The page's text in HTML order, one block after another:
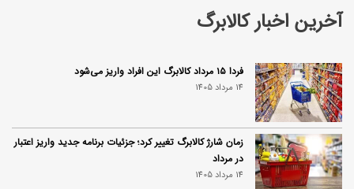
آخرین اخبار کالابرگ
فردا ۱۵ مرداد کالابرگ این افراد واریز می‌شود
14 مرداد 1405
زمان شارژ کالابرگ تغییر کرد؛ جزئیات برنامه جدید واریز اعتبار
در مرداد
14 مرداد 1405